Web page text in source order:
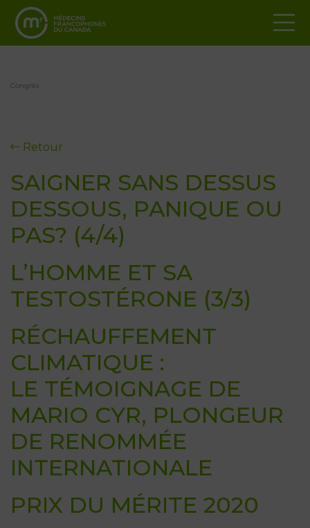
Congrès
Retour
SAIGNER SANS DESSUS
DESSOUS, PANIQUE OU
PAS? (4/4)
L’HOMME ET SA
TESTOSTÉRONE (3/3)
RÉCHAUFFEMENT
CLIMATIQUE :
LE TÉMOIGNAGE DE
MARIO CYR, PLONGEUR
DE RENOMMÉE
INTERNATIONALE
PRIX DU MÉRITE 2020